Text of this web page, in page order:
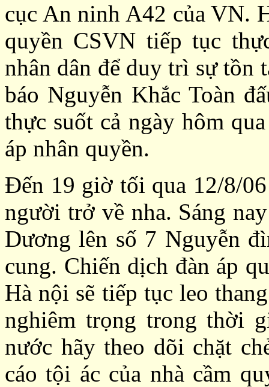
cục An ninh A42 của VN.
quyền CSVN tiếp tục
nhân dân để duy trì sự tồn
báo Nguyễn Khắc Toàn
thực suốt cả ngày hôm
áp nhân quyền.
Đến 19 giờ tối qua 12/8/
người trở về nha. Sáng
Dương lên số 7 Nguyễn
cung. Chiến dịch đàn áp
Hà nội sẽ tiếp tục leo
nghiêm trọng trong thời
nước hãy theo dõi chặt
cáo tội ác của nhà cầm